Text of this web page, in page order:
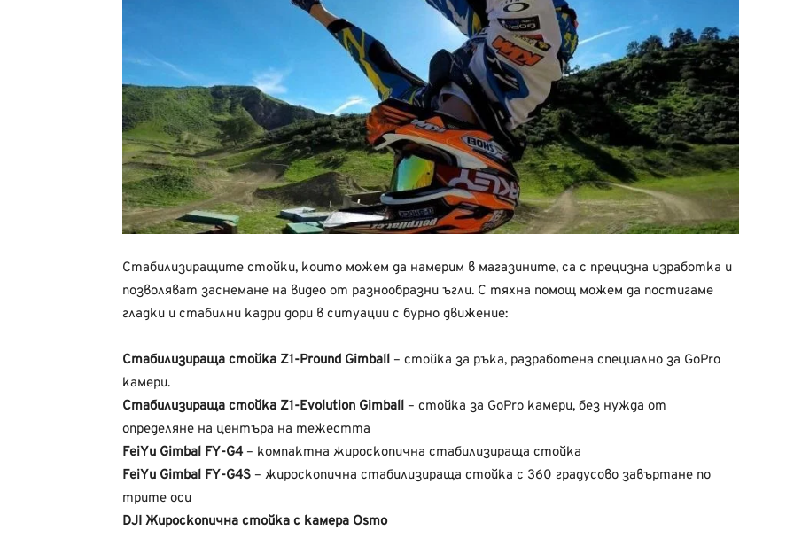
Стабилизиращите стойки, които можем да намерим в магазините, са с прецизна изработка и
позволяват заснемане на видео от разнообразни ъгли. С тяхна помощ можем да постигаме
гладки и стабилни кадри дори в ситуации с бурно движение:
Стабилизираща стойка Z1-Pround Gimball – стойка за ръка, разработена специално за GoPro
камери.
Стабилизираща стойка Z1-Evolution Gimball – стойка за GoPro камери, без нужда от
определяне на центъра на тежестта
FeiYu Gimbal FY-G4– компактна жироскопична стабилизираща стойка
FeiYu Gimbal FY-G4S – жироскопична стабилизираща стойка с 360 градусово завъртане по
трите оси
DJI Жироскопична стойка с камера Osmo